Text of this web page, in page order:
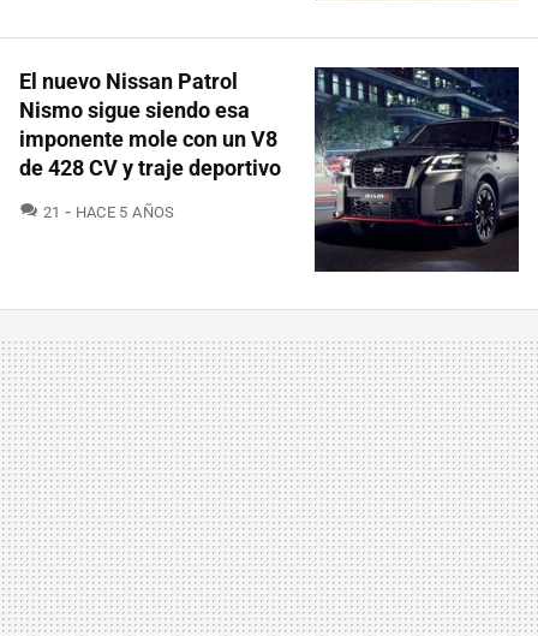
El nuevo Nissan Patrol
Nismo sigue siendo esa
imponente mole con un V8
de 428 CV y traje deportivo
21 COMENTARIOS
HACE 5 AÑOS